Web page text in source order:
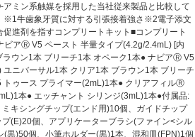
ミン系触媒を採用した当社従来製品と比較して
※1牛歯象牙質に対する引張接着強さ※2電子添文
進剤を指すコンプリートキット■コンプリート
ビアⓇ V5 ペースト 半量タイプ(4.2g/2.4mL) [内
ウン1本 ブリーチ1本 オペーク1本● ナビアⓇ V5
ユニバーサル1本 クリア1本 ブラウン1本 ブリーチ
ゥース プライマー(2mL)1本● クリアフィルⓇ
本● エッチャント シリンジ(3mL)1本●付属品:
キシングチップ(エンド用)10個、ガイドチップ
(E)20個、アプリケーターブラシ(ファイン<シル
黒)50個、小筆ホルダー(黒)1本、混和皿(FPN)1個